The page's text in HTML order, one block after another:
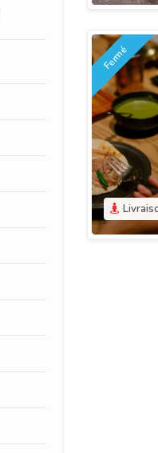
Fermé